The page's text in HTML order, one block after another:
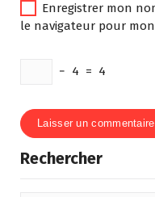
Enregistrer mon
le navigateur pour
− 4 = 4
Rechercher